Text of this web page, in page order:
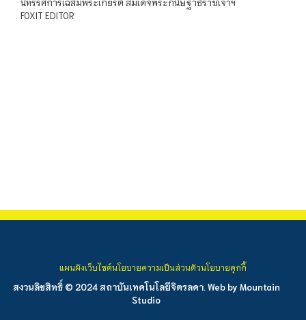
FOXIT EDITOR
สงวนลิขสิทธิ์ © 2024 สถาบันเทคโนโลยีจิตรลดา. Web by Mountain
Studio
แผนผังเว็บไซต์นโยบายความเป็นส่วนตัวนโยบายคุกกี้